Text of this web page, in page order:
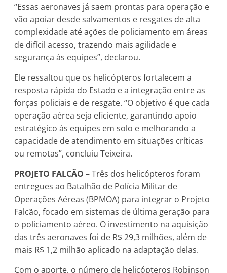
“Essas aeronaves já saem prontas para operação e
vão apoiar desde salvamentos e resgates de alta
complexidade até ações de policiamento em áreas
de difícil acesso, trazendo mais agilidade e
segurança às equipes”, declarou.
Ele ressaltou que os helicópteros fortalecem a
resposta rápida do Estado e a integração entre as
forças policiais e de resgate. “O objetivo é que cada
operação aérea seja eficiente, garantindo apoio
estratégico às equipes em solo e melhorando a
capacidade de atendimento em situações críticas
ou remotas”, concluiu Teixeira.
PROJETO FALCÃO – Três dos helicópteros foram
entregues ao Batalhão de Polícia Militar de
Operações Aéreas (BPMOA) para integrar o Projeto
Falcão, focado em sistemas de última geração para
o policiamento aéreo. O investimento na aquisição
das três aeronaves foi de R$ 29,3 milhões, além de
mais R$ 1,2 milhão aplicado na adaptação delas.
Com o aporte, o número de helicópteros Robinson